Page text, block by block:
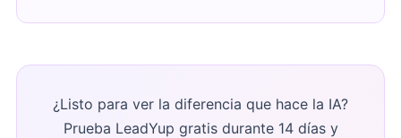
¿Listo para ver la diferencia que hace la IA?
Prueba LeadYup gratis durante 14 días y